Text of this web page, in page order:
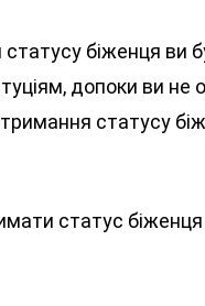
біженця ви
допоки ви
статусу
статус біженця